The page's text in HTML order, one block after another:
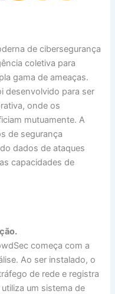
de cibersegurança
coletiva para
gama de ameaças.
desenvolvido para ser
onde os
mutuamente. A
de segurança
dados de ataques
capacidades de
começa com a
Ao ser instalado, o
de rede e registra
um sistema de